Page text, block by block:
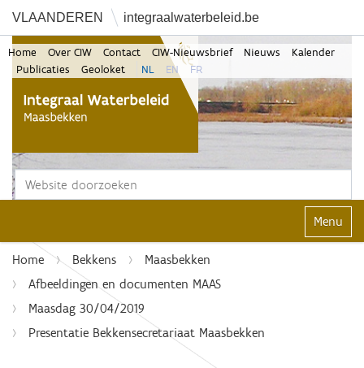
VLAANDEREN integraalwaterbeleid.be
Zoek
Home Over CIW Contact CIW-Nieuwsbrief Nieuws
Kalender
Publicaties
Geoloket NL EN FR
Klap
Home Bekkens
Maasbekken
Afbeeldingen en documenten MAAS
Maasdag 30/04/2019
Presentatie Bekkensecretariaat Maasbekken